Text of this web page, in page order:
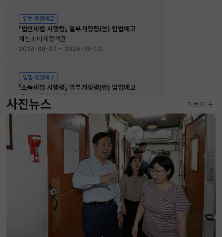
입법·행정예고
「법인세법 시행령」 일부개정령(안) 입법예고
재산소비세정책관
2026-08-07 ~ 2026-09-10
입법·행정예고
「소득세법 시행령」 일부개정령(안) 입법예고
재산소비세정책관
2026-08-07 ~ 2026-09-10
사진뉴스 사진뉴스
더보기